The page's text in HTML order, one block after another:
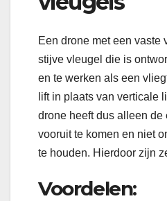
Een drone met een vaste
stijve vleugel die is
en te werken als een
lift in plaats van verticale
drone heeft dus alleen de
vooruit te komen en niet
te houden. Hierdoor zijn
Voordelen: